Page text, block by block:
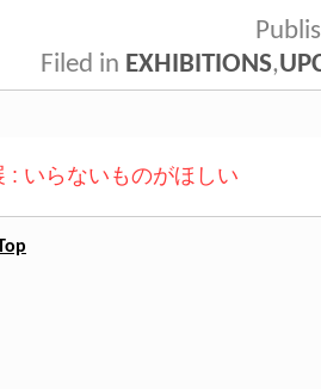
Filed in EXHIBITIONS,
: いらないものがほしい